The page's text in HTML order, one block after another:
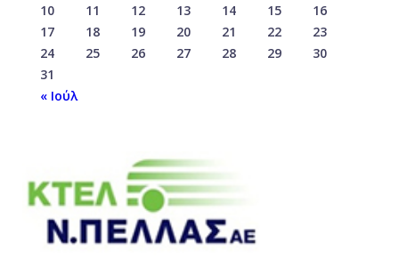
10
11 12 13 14 15
16
17
18 19 20 21 22
23
24
25 26 27 28 29
30
31
« Ιούλ